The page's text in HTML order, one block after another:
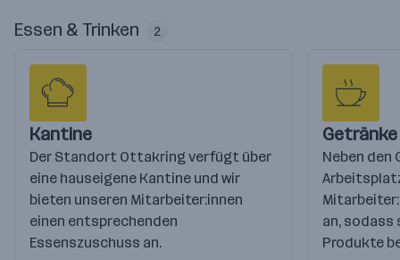
Essen & Trinken 2
Kantine
Der Standort Ottakring verfügt über
eine hauseigene Kantine und wir
bieten unseren Mitarbeiter:innen
einen entsprechenden
Essenszuschuss an.
Getränke
Neben den
an, sodass
Produkte